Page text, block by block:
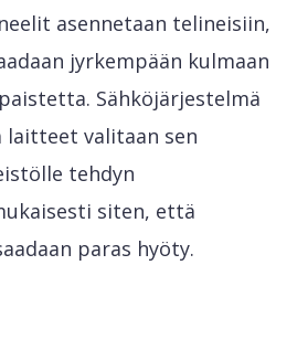
asennetaan telineisiin,
jyrkempään kulmaan
Sähköjärjestelmä
laitteet valitaan sen
tehdyn
siten, että
paras hyöty.